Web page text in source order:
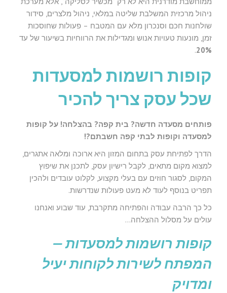
ניהול מרכזית המשלבת שליטה במלאי, ניהול מלצרים, סידור
שולחנות חכם וסנכרון מלא עם המטבח – פעולות שחוסכות
זמן, מונעות טעויות אנוש ומגדילות את הרווחיות בשיעור של עד
20%
.
קופות רושמות למסעדות
שכל עסק צריך להכיר
פותחים מסעדה חדשה? בית קפה? בהצלחה! על קופות
למסעדה וקופות לבתי קפה חשבתם?!
הדרך לפתיחת עסק בתחום המזון היא ארוכה ומלאה אתגרים,
למצוא מקום מתאים, לקבל רישיון עסק, לתכנן את שיפוץ
המקום, לסגור חוזים עם בעלי מקצוע, לקלוט עובדים ולהכין
תפריט בנוסף לעוד לא מעט פעולות שנדרשות.
כל כך הרבה עבודה והפתיחה מתקרבת, עוד שבוע ואנחנו
עולים על מסלול ההצלחה…
קופות רושמות למסעדות –
המפתח לשירות לקוחות יעיל
ומדויק